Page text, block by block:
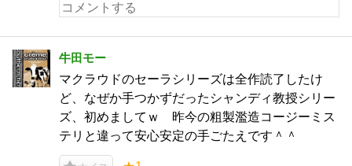
牛田モー
マクラウドのセーラシリーズは全作読了したけ
ど、なぜか手つかずだったシャンディ教授シリー
ズ、初めましてｗ 昨今の粗製濫造コージーミス
テリと違って安心安定の手ごたえです＾＾